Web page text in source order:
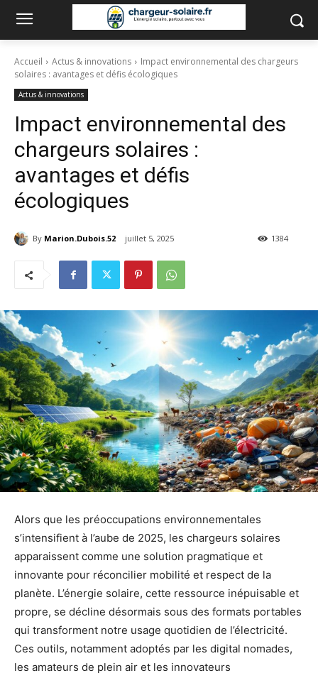
Accueil Actus & innovations
Impact environnemental des chargeurs
solaires : avantages et défis écologiques
Actus & innovations
Impact environnemental des
chargeurs solaires :
avantages et défis
écologiques
By Marion.Dubois.52 juillet 5, 2025 1384
Alors que les préoccupations environnementales
s’intensifient à l’aube de 2025, les chargeurs solaires
apparaissent comme une solution pragmatique et
innovante pour réconcilier mobilité et respect de la
planète. L’énergie solaire, cette ressource inépuisable et
propre, se décline désormais sous des formats portables
qui transforment notre usage quotidien de l’électricité.
Ces outils, notamment adoptés par les digital nomades,
les amateurs de plein air et les innovateurs